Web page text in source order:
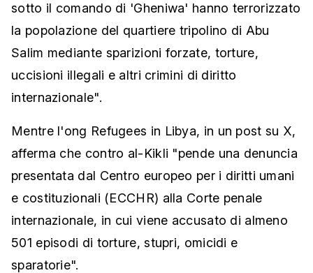
sotto il comando di 'Gheniwa' hanno terrorizzato
la popolazione del quartiere tripolino di Abu
Salim mediante sparizioni forzate, torture,
uccisioni illegali e altri crimini di diritto
internazionale".
Mentre l'ong Refugees in Libya, in un post su X,
afferma che contro al-Kikli "pende una denuncia
presentata dal Centro europeo per i diritti umani
e costituzionali (ECCHR) alla Corte penale
internazionale, in cui viene accusato di almeno
501 episodi di torture, stupri, omicidi e
sparatorie".